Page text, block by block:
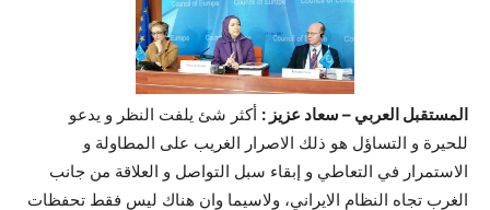
المستقبل العربي – سعاد عزيز : أکثر شئ يلفت النظر و يدعو
للحيرة و التساؤل هو ذلك الاصرار الغريب على المطاولة و
الاستمرار في التعاطي و إبقاء سبل التواصل و العلاقة من جانب
الغرب تجاه النظام الايراني، ولاسيما وان هناك ليس فقط تحفظات